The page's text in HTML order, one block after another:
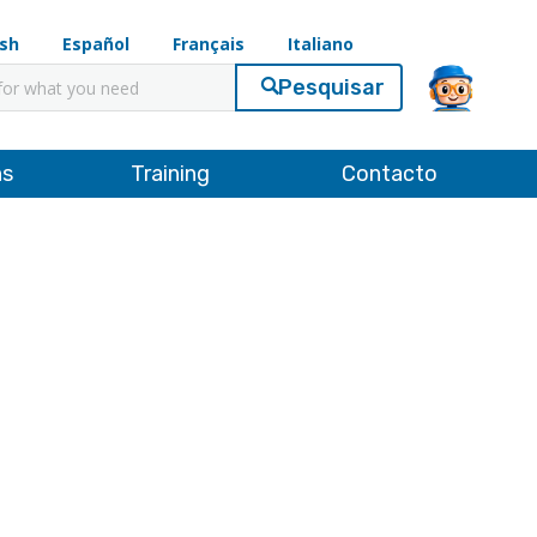
Español Français
Italiano
Training Contacto